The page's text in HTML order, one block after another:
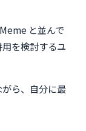
と並んで
を検討するユ
ら、自分に最